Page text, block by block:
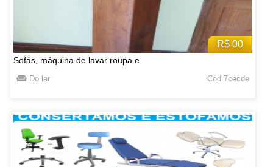
R$ 00
Sofás, máquina de lavar roupa e
Do lar Cod 7cecde